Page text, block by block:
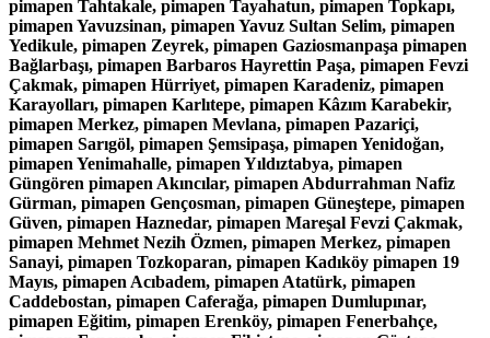
pimapen Tahtakale, pimapen Tayahatun, pimapen Topkapı,
pimapen Yavuzsinan, pimapen Yavuz Sultan Selim, pimapen
Yedikule, pimapen Zeyrek, pimapen Gaziosmanpaşa pimapen
Bağlarbaşı, pimapen Barbaros Hayrettin Paşa, pimapen Fevzi
Çakmak, pimapen Hürriyet, pimapen Karadeniz, pimapen
Karayolları, pimapen Karlıtepe, pimapen Kâzım Karabekir,
pimapen Merkez, pimapen Mevlana, pimapen Pazariçi,
pimapen Sarıgöl, pimapen Şemsipaşa, pimapen Yenidoğan,
pimapen Yenimahalle, pimapen Yıldıztabya, pimapen
Güngören pimapen Akıncılar, pimapen Abdurrahman Nafiz
Gürman, pimapen Gençosman, pimapen Güneştepe, pimapen
Güven, pimapen Haznedar, pimapen Mareşal Fevzi Çakmak,
pimapen Mehmet Nezih Özmen, pimapen Merkez, pimapen
Sanayi, pimapen Tozkoparan, pimapen Kadıköy pimapen 19
Mayıs, pimapen Acıbadem, pimapen Atatürk, pimapen
Caddebostan, pimapen Caferağa, pimapen Dumlupınar,
pimapen Eğitim, pimapen Erenköy, pimapen Fenerbahçe,